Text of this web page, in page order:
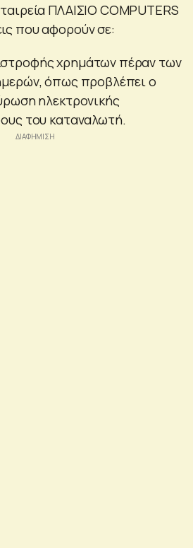
ΠΛΑΙΣΙΟ COMPUTERS
που αφορούν σε:
χρημάτων πέραν των
όπως προβλέπει ο
ηλεκτρονικής
του καταναλωτή.